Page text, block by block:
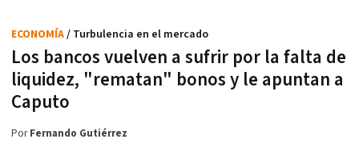
Los bancos vuelven a sufrir por la falta de
liquidez, "rematan" bonos y le apuntan a
Caputo
ECONOMÍA/ Turbulencia en el mercado
PorFernando Gutiérrez